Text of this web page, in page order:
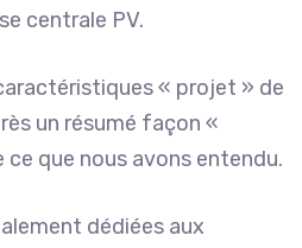
centrale PV.
« projet » de
un résumé façon «
que nous avons entendu.
dédiées aux